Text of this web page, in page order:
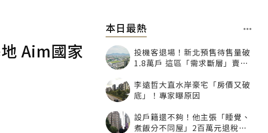
Aim國家
本日最熱
投機客退場！新北預售待售量破
1.8萬戶 這區「需求斷層」賣壓
李遠哲大直水岸豪宅「房價又破
底」！專家曝原因
設戶籍還不夠！他主張「睡覺、
煮飯分不同屋」2百萬元退稅照